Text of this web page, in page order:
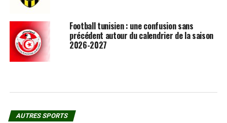
Football tunisien : une confusion sans
précédent autour du calendrier de la saison
2026-2027
AUTRES SPORTS